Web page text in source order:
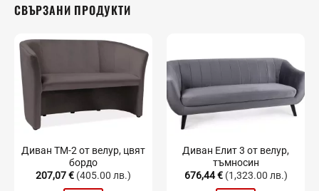
СВЪРЗАНИ ПРОДУКТИ
Диван TM-2 от велур, цвят
бордо
207,07€ (405.00 лв.)
Диван Елит 3 от велур,
тъмносин
676,44€ (1,323.00 лв.)